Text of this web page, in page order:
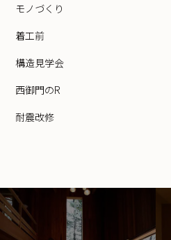
モノづくり
着工前
構造見学会
西御門のR
耐震改修